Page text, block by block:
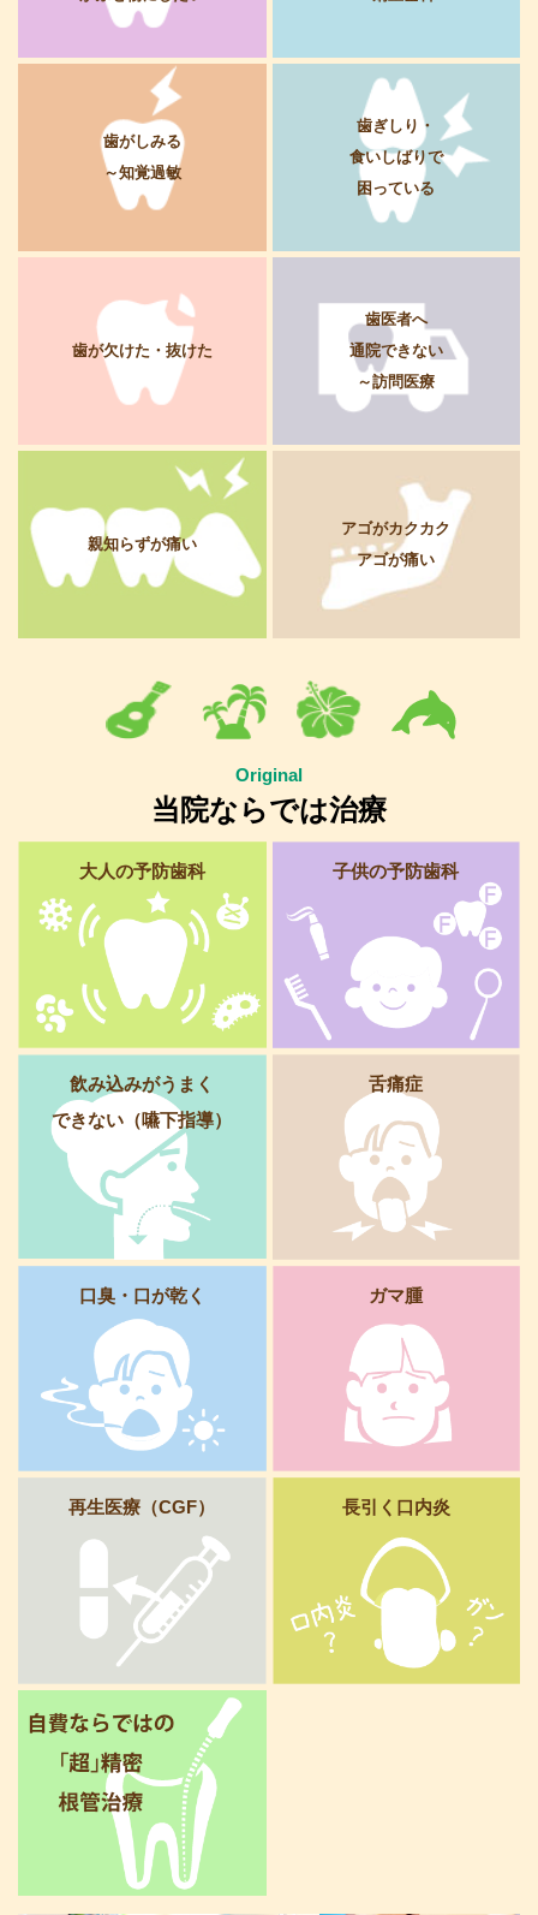
歯がしみる
～知覚過敏
歯ぎしり・
食いしばりで
困っている
歯が欠けた・抜けた
歯医者へ
通院できない
～訪問医療
親知らずが痛い
アゴがカクカク
アゴが痛い
Original
当院ならでは治療
大人の予防歯科 子供の予防歯科
飲み込みがうまく
できない（嚥下指導）
舌痛症
口臭・口が乾く ガマ腫
再生医療（CGF） 長引く口内炎